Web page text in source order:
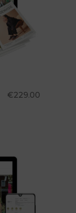
€229.00